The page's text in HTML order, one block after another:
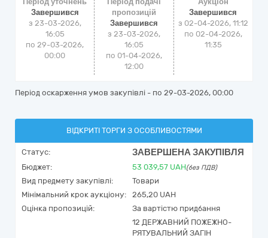
Завершився
з 23-03-2026,
16:05
по 29-03-2026,
00:00
пропозицій
Завершився
з 23-03-2026,
16:05
по 01-04-2026,
12:00
Завершився
з 02-04-2026, 11:12
по 02-04-2026,
11:35
Період оскарження умов закупівлі - по 29-03-2026, 00:00
ВІДКРИТІ ТОРГИ З ОСОБЛИВОСТЯМИ
Статус: ЗАВЕРШЕНА ЗАКУПІВЛЯ
Бюджет: 53 039,57 UAH(без ПДВ)
Вид предмету закупівлі:
Товари
Мінімальний крок аукціону:
265,20 UAH
Оцінка пропозицій:
За вартістю придбання
12 ДЕРЖАВНИЙ ПОЖЕЖНО-
РЯТУВАЛЬНИЙ ЗАГІН